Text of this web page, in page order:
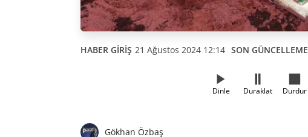
HABER GİRİŞ 21 Ağustos 2024 12:14 SON GÜNCELLEME
Dinle Duraklat Durdur
Gökhan Özbaş